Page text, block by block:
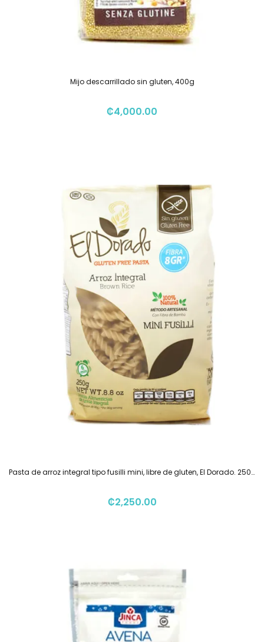
Mijo descarrillado sin gluten, 400g
₡4,000.00
Pasta de arroz integral tipo fusilli mini, libre de gluten, El Dorado. 250g
₡2,250.00